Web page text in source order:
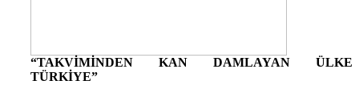
“TAKVİMİNDEN KAN DAMLAYAN ÜLKE
TÜRKİYE”